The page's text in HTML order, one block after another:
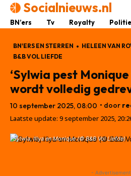
Socialnieuws.nl
BN’ers Tv Royalty
BN'ERS EN STERREN HELEEN VAN
B&B VOL LIEFDE
‘Sylwia pest
wordt volledig
10 september 2025, 08:00 • door
Laatste update: 9 september 2025,
Sylwia, Illya en Monique (© B&B Vol Liefde)
-